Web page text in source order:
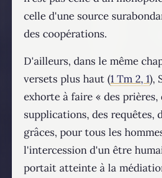
celle d'une source
des coopérations.
D'ailleurs, dans le même
versets plus haut (1 Tm 2, 1),
exhorte à faire « des prières,
supplications, des requêtes,
grâces, pour tous les
l'intercession d'un être
portait atteinte à la